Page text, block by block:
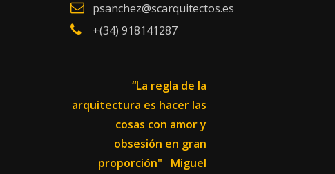
psanchez@scarquitectos.es
+(34) 918141287
“La regla de la
arquitectura es hacer las
cosas con amor y
obsesión en gran
proporción"
Miguel